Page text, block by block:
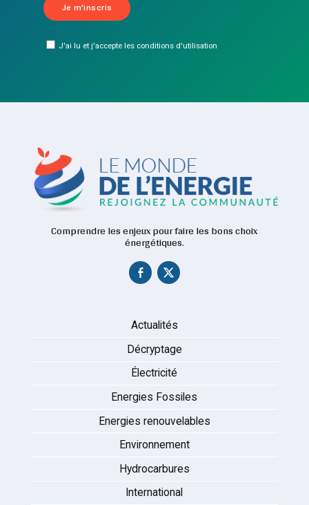
J'ai lu et j'accepte les conditions d'utilisation
Comprendre les enjeux pour faire les bons choix
énergétiques.
Actualités
Décryptage
Électricité
Energies Fossiles
Energies renouvelables
Environnement
Hydrocarbures
International